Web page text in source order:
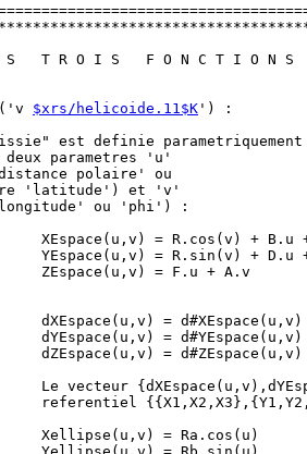
E S   T R O I S   F O N
$xrs/helicoide.11$K ') :
est definie
deux parametres 'u'
'distance polaire' ou
'latitude') et 'v'
'longitude' ou 'phi') :
= R.cos(v)
= R.sin(v)
= F.u +
=
=
=
Xellipse(u,v) =
Yellipse(u,v) =